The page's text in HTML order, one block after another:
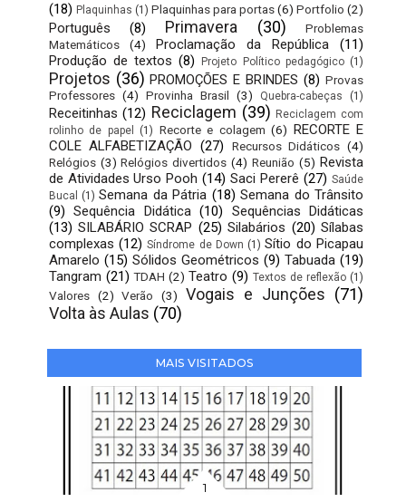
(18) Plaquinhas (1) Plaquinhas para portas(6) Portfolio (2)
Português (8) Primavera (30)
Problemas
Matemáticos
(4) Proclamação da República
(11)
Produção de textos (8) Projeto Político pedagógico (1)
Projetos (36) PROMOÇÕES E BRINDES (8) Provas
Professores (4) Provinha Brasil (3) Quebra-cabeças (1)
Receitinhas (12) Reciclagem (39) Reciclagem com
rolinho de papel
(1) Recorte e colagem (6) RECORTE E
COLE ALFABETIZAÇÃO (27) Recursos Didáticos (4)
Relógios (3) Relógios divertidos (4) Reunião (5) Revista
de Atividades Urso Pooh (14) Saci Pererê (27) Saúde
Bucal
(1) Semana da Pátria (18) Semana do Trânsito
(9) Sequência Didática (10)
Sequências Didáticas
(13) SILABÁRIO SCRAP (25) Silabários (20) Sílabas
complexas (12) Síndrome de Down (1) Sítio do Picapau
Amarelo (15) Sólidos Geométricos (9) Tabuada (19)
Tangram (21) TDAH (2) Teatro (9) Textos de reflexão (1)
Valores (2) Verão (3) Vogais e Junções (71)
Volta às Aulas (70)
MAIS VISITADOS